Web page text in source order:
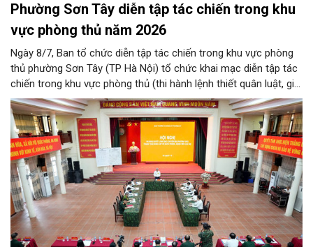
Phường Sơn Tây diễn tập tác chiến trong khu
vực phòng thủ năm 2026
Ngày 8/7, Ban tổ chức diễn tập tác chiến trong khu vực phòng
thủ phường Sơn Tây (TP Hà Nội) tổ chức khai mạc diễn tập tác
chiến trong khu vực phòng thủ (thi hành lệnh thiết quân luật, giới
nghiêm) năm 2026.